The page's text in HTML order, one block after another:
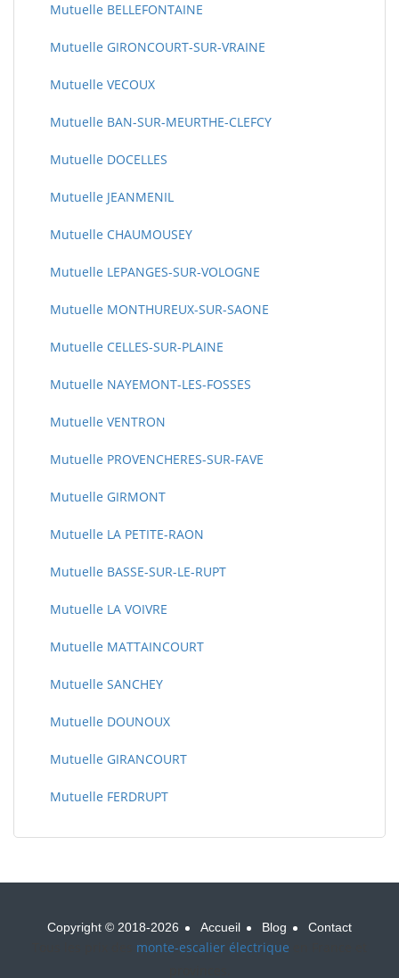
Mutuelle BELLEFONTAINE
Mutuelle GIRONCOURT-SUR-VRAINE
Mutuelle VECOUX
Mutuelle BAN-SUR-MEURTHE-CLEFCY
Mutuelle DOCELLES
Mutuelle JEANMENIL
Mutuelle CHAUMOUSEY
Mutuelle LEPANGES-SUR-VOLOGNE
Mutuelle MONTHUREUX-SUR-SAONE
Mutuelle CELLES-SUR-PLAINE
Mutuelle NAYEMONT-LES-FOSSES
Mutuelle VENTRON
Mutuelle PROVENCHERES-SUR-FAVE
Mutuelle GIRMONT
Mutuelle LA PETITE-RAON
Mutuelle BASSE-SUR-LE-RUPT
Mutuelle LA VOIVRE
Mutuelle MATTAINCOURT
Mutuelle SANCHEY
Mutuelle DOUNOUX
Mutuelle GIRANCOURT
Mutuelle FERDRUPT
Copyright © 2018-2026 Accueil Blog Contact
monte-escalier électrique